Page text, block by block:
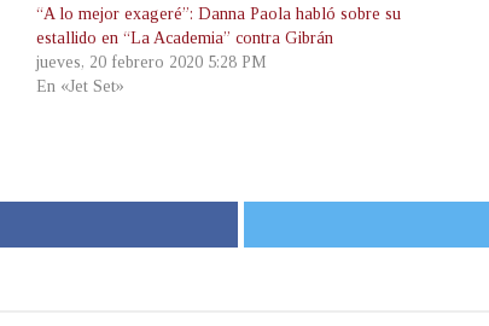
“A lo mejor exageré”: Danna Paola habló sobre su
estallido en “La Academia” contra Gibrán
jueves, 20 febrero 2020 5:28 PM
En «Jet Set»